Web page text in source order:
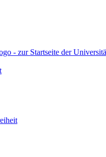
- zur Startseite der